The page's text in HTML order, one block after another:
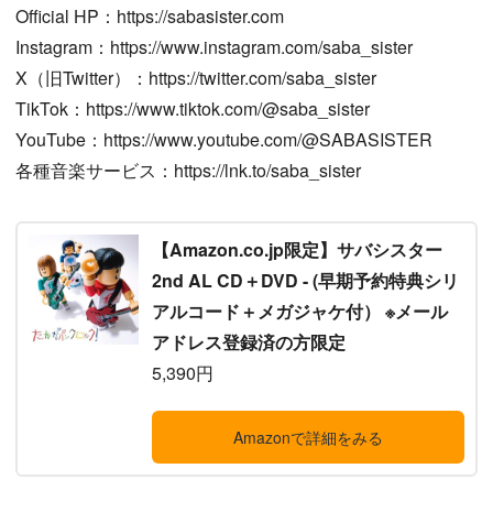
Official HP：https://sabasister.com
Instagram：https://www.instagram.com/saba_sister
X（旧Twitter）：https://twitter.com/saba_sister
TikTok：https://www.tiktok.com/@saba_sister
YouTube：https://www.youtube.com/@SABASISTER
各種音楽サービス：https://lnk.to/saba_sister
【Amazon.co.jp限定】サバシスター
2nd AL CD＋DVD - (早期予約特典シリ
アルコード＋メガジャケ付） ※メール
アドレス登録済の方限定
5,390円
Amazonで詳細をみる